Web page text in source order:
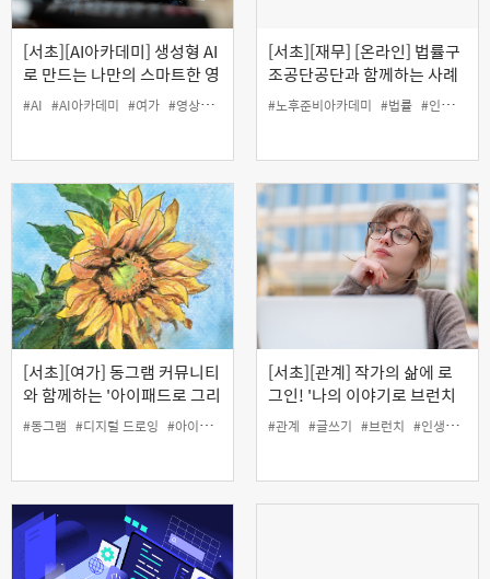
[서초][AI아카데미] 생성형 AI
로 만드는 나만의 스마트한 영
상편집
#AI #AI아카데미 #여가 #영상 #인생설계
[서초][재무] [온라인] 법률구
조공단공단과 함께하는 사례
로 배우는 생활법률
#노후준비아카데미 #법률 #인생설계
[서초][여가] 동그램 커뮤니티
와 함께하는 '아이패드로 그리
는 오일파스텔 드로잉'
#동그램 #디지털 드로잉 #아이패드 #오일파스텔 #인생설계
[서초][관계] 작가의 삶에 로
그인! '나의 이야기로 브런치
작가 도전하기'
#관계 #글쓰기 #브런치 #인생설계